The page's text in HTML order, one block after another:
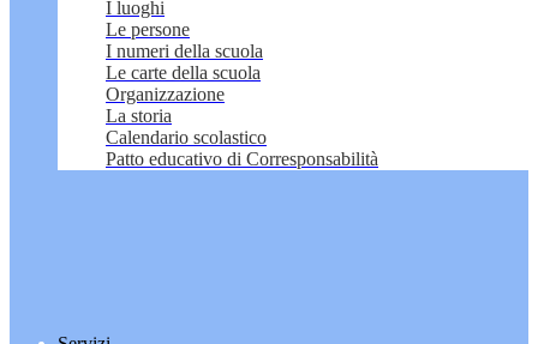
I luoghi
Le persone
I numeri della scuola
Le carte della scuola
Organizzazione
La storia
Calendario scolastico
Patto educativo di Corresponsabilità